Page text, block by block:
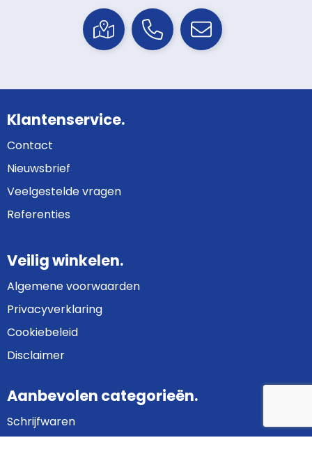
Klantenservice.
Contact
Nieuwsbrief
Veelgestelde vragen
Referenties
Veilig winkelen.
Algemene voorwaarden
Privacyverklaring
Cookiebeleid
Disclaimer
Aanbevolen categorieën.
Schrijfwaren